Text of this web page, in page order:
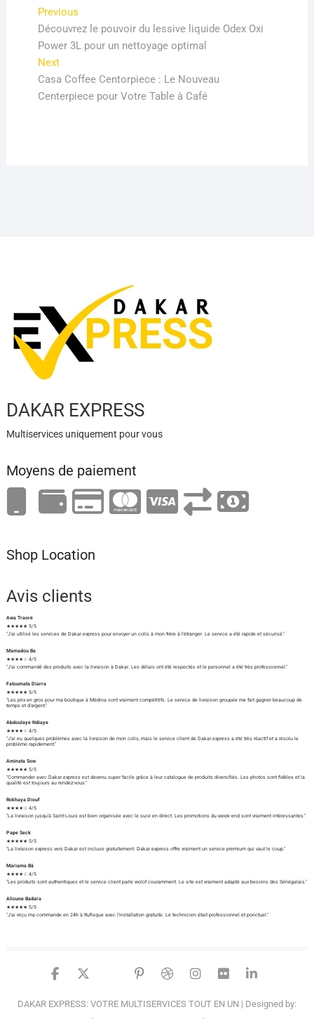
Navigation
de
l’article
PreviousPrevious
post:
Découvrez le pouvoir du lessive liquide Odex Oxi
Power 3L pour un nettoyage optimal
NextNext
post:
Casa Coffee Centorpiece : Le Nouveau
Centerpiece pour Votre Table à Café
DAKAR EXPRESS
Multiservices uniquement pour vous
Moyens de paiement
Shop Location
Avis clients
Awa Traoré
★★★★★ 5/5
"J'ai utilisé les services de Dakar.express pour envoyer un colis à mon frère à l'étranger. Le service a été rapide et sécurisé."
Mamadou Ba
★★★★☆ 4/5
"J'ai commandé des produits avec la livraison à Dakar. Les délais ont été respectés et le personnel a été très professionnel."
Fatoumata Diarra
★★★★★ 5/5
"Les prix en gros pour ma boutique à Médina sont vraiment compétitifs. Le service de livraison groupée me fait gagner beaucoup de
temps et d'argent."
Abdoulaye Ndiaye
★★★★☆ 4/5
"J'ai eu quelques problèmes avec la livraison de mon colis, mais le service client de Dakar.express a été très réactif et a résolu le
problème rapidement."
Aminata Sow
★★★★★ 5/5
"Commander avec Dakar.express est devenu super facile grâce à leur catalogue de produits diversifiés. Les photos sont fidèles et la
qualité est toujours au rendez-vous."
Rokhaya Diouf
★★★★☆ 4/5
"La livraison jusqu'à Saint-Louis est bien organisée avec le suivi en direct. Les promotions du week-end sont vraiment intéressantes."
Pape Seck
★★★★★ 5/5
"La livraison express vers Dakar est incluse gratuitement. Dakar.express offre vraiment un service premium qui vaut le coup."
Mariama Bâ
★★★★☆ 4/5
"Les produits sont authentiques et le service client parle wolof couramment. Le site est vraiment adapté aux besoins des Sénégalais."
Alioune Badara
★★★★★ 5/5
"J'ai reçu ma commande en 24h à Rufisque avec l'installation gratuite. Le technicien était professionnel et ponctuel."
facebook
twitter
google
pinterest
dribbble
instagram
flickr
DAKAR EXPRESS: VOTRE MULTISERVICES TOUT EN UN | Designed by: